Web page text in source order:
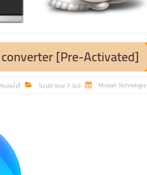
[Pre-Activated]
Misbah Technologie
 منذ 2 سنه تقريبا  الرئيسية